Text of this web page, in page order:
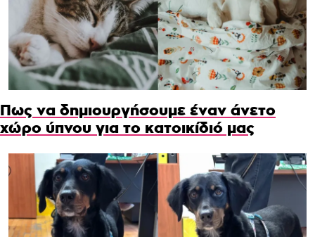
Πως να δημιουργήσουμε έναν άνετο
χώρο ύπνου για το κατοικίδιό μας